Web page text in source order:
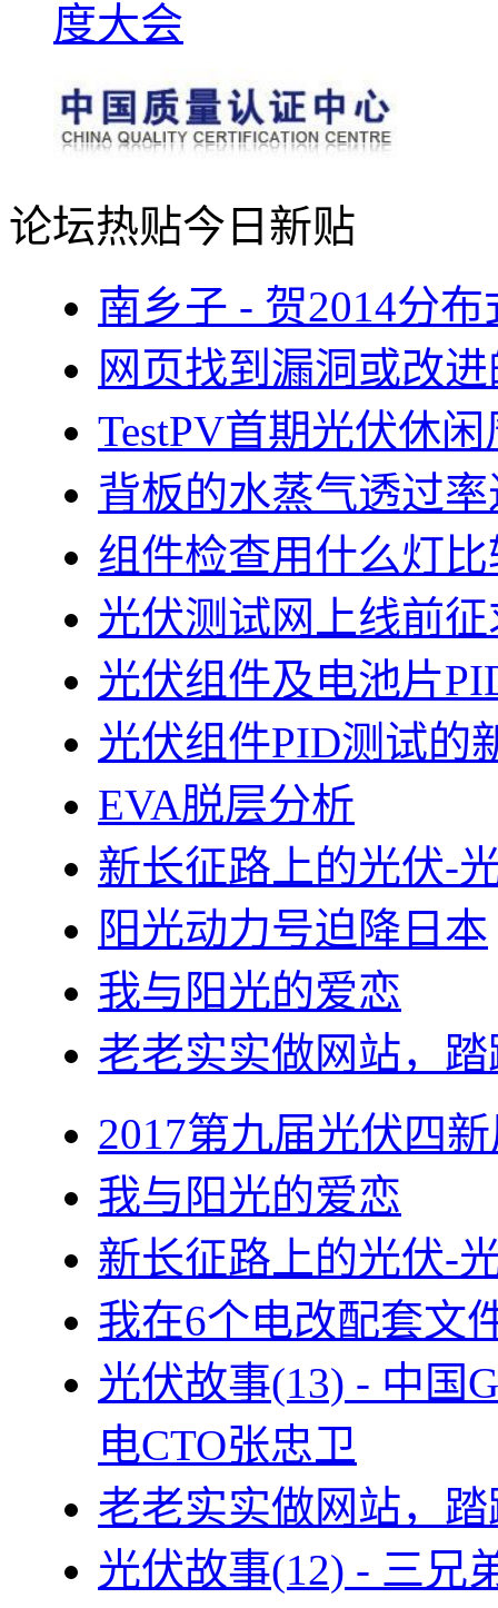
论坛热贴今日新贴
南乡子 - 贺2014分
网页找到漏洞或改
TestPV首期光伏休
背板的水蒸气透过
组件检查用什么灯
光伏测试网上线前
光伏组件及电池片
光伏组件PID测试的
EVA脱层分析
新长征路上的光伏-
阳光动力号迫降日本
我与阳光的爱恋
老老实实做网站，
2017第九届光伏四
我与阳光的爱恋
新长征路上的光伏-
我在6个电改配套文
光伏故事(13) - 中国
电CTO张忠卫
老老实实做网站，
光伏故事(12) - 三兄